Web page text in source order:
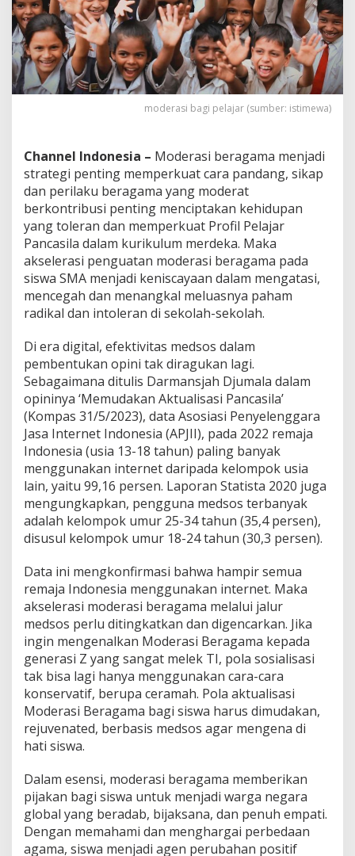
a
h
moderasi bagi pelajar (sumber: istimewa)
Channel Indonesia – Moderasi beragama menjadi
strategi penting memperkuat cara pandang, sikap
dan perilaku beragama yang moderat
berkontribusi penting menciptakan kehidupan
yang toleran dan memperkuat Profil Pelajar
Pancasila dalam kurikulum merdeka. Maka
akselerasi penguatan moderasi beragama pada
siswa SMA menjadi keniscayaan dalam mengatasi,
mencegah dan menangkal meluasnya paham
radikal dan intoleran di sekolah-sekolah.
Di era digital, efektivitas medsos dalam
pembentukan opini tak diragukan lagi.
Sebagaimana ditulis Darmansjah Djumala dalam
opininya ‘Memudakan Aktualisasi Pancasila’
(Kompas 31/5/2023), data Asosiasi Penyelenggara
Jasa Internet Indonesia (APJII), pada 2022 remaja
Indonesia (usia 13-18 tahun) paling banyak
menggunakan internet daripada kelompok usia
lain, yaitu 99,16 persen. Laporan Statista 2020 juga
mengungkapkan, pengguna medsos terbanyak
adalah kelompok umur 25-34 tahun (35,4 persen),
disusul kelompok umur 18-24 tahun (30,3 persen).
Data ini mengkonfirmasi bahwa hampir semua
remaja Indonesia menggunakan internet. Maka
akselerasi moderasi beragama melalui jalur
medsos perlu ditingkatkan dan digencarkan. Jika
ingin mengenalkan Moderasi Beragama kepada
generasi Z yang sangat melek TI, pola sosialisasi
tak bisa lagi hanya menggunakan cara-cara
konservatif, berupa ceramah. Pola aktualisasi
Moderasi Beragama bagi siswa harus dimudakan,
rejuvenated, berbasis medsos agar mengena di
hati siswa.
Dalam esensi, moderasi beragama memberikan
pijakan bagi siswa untuk menjadi warga negara
global yang beradab, bijaksana, dan penuh empati.
Dengan memahami dan menghargai perbedaan
agama, siswa menjadi agen perubahan positif